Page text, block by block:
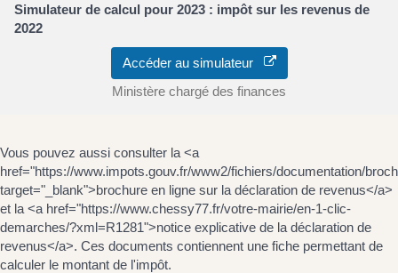
Simulateur de calcul pour 2023 : impôt sur les revenus de
2022
Accéder au simulateur
Ministère chargé des finances
Vous pouvez aussi consulter la <a
href="https://www.impots.gouv.fr/www2/fichiers/documentation/
target="_blank">brochure en ligne sur la déclaration de revenus</a>
et la <a href="https://www.chessy77.fr/votre-mairie/en-1-clic-
demarches/?xml=R1281">notice explicative de la déclaration de
revenus</a>. Ces documents contiennent une fiche permettant de
calculer le montant de l'impôt.